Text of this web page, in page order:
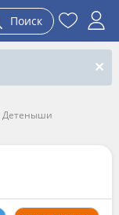
Поиск
Детеныши